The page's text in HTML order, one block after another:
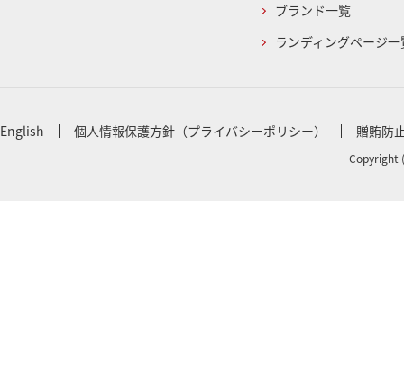
ブランド一覧
ランディングページ一
English 個人情報保護方針（プライバシーポリシー） 贈賄防
Copyright